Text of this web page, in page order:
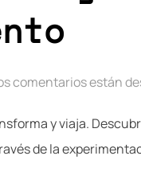
comentarios están
y viaja.
de la